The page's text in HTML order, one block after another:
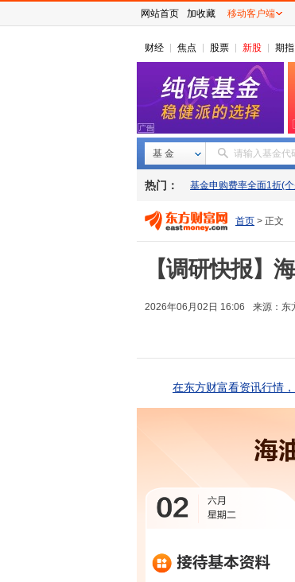
财经 焦点 股票 新股 期指
基 金 请输入基金代
热门： 基金申购费率全面1折(
首页 > 正文
【调研快报】
2026年06月02日 16:06 来源： 东
在东方财富看资讯行情
网站首页 加收藏 移动客户端